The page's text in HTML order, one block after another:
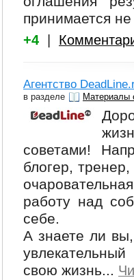
принимается
+4
Агентство
в разделе Материалы
советами!
блогер,
работу над
себе.
А знаете ли
свою жизнь...